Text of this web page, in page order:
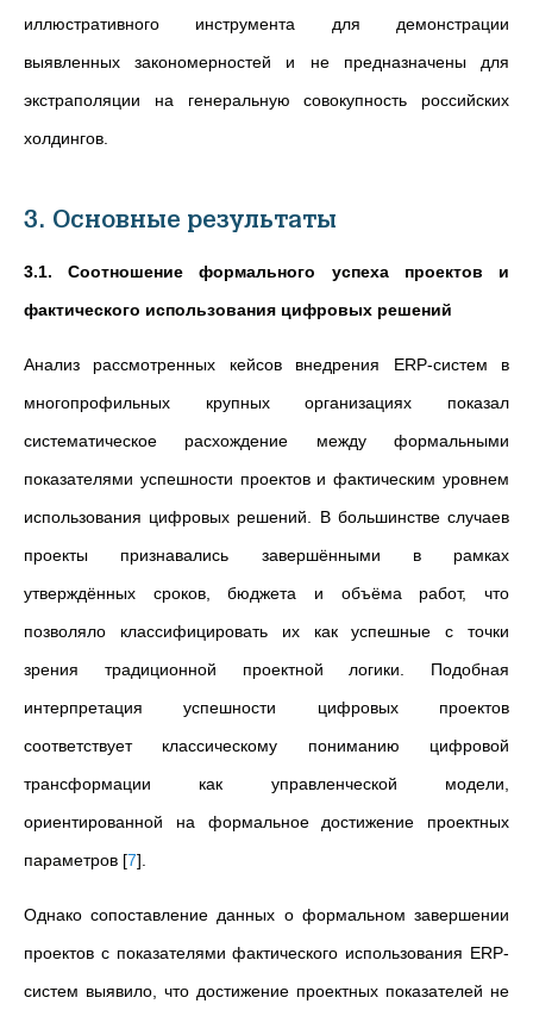
иллюстративного инструмента для демонстрации
выявленных закономерностей и не предназначены для
экстраполяции на генеральную совокупность российских
холдингов.
3. Основные результаты
3.1. Соотношение формального успеха проектов и
фактического использования цифровых решений
Анализ рассмотренных кейсов внедрения ERP-систем в
многопрофильных крупных организациях показал
систематическое расхождение между формальными
показателями успешности проектов и фактическим уровнем
использования цифровых решений. В большинстве случаев
проекты признавались завершёнными в рамках
утверждённых сроков, бюджета и объёма работ, что
позволяло классифицировать их как успешные с точки
зрения традиционной проектной логики. Подобная
интерпретация успешности цифровых проектов
соответствует классическому пониманию цифровой
трансформации как управленческой модели,
ориентированной на формальное достижение проектных
параметров [7]
Однако сопоставление данных о формальном завершении
проектов с показателями фактического использования ERP-
систем выявило, что достижение проектных показателей не